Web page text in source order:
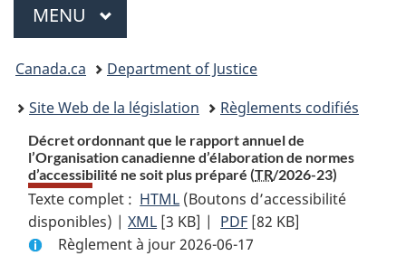
Menu
MENU PRINCIPAL
You
are
here:
Canada.ca
Department of Justice
Site Web de la législation
Règlements codifiés
Décret ordonnant que le rapport annuel de
l’Organisation canadienne d’élaboration de normes
d’accessibilité ne soit plus préparé (TR/2026-23)
Texte complet : HTML Texte
complet
:
(Boutons d’accessibilité
disponibles) |XML Texte
complet
[3 KB] | PDF Texte
complet
[82 KB]
Règlement à jour 2026-06-17